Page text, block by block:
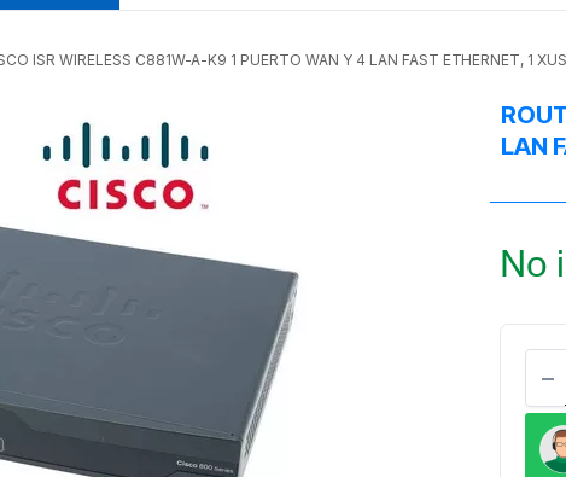
ISR WIRELESS C881W-A-K9 1 PUERTO WAN Y 4 LAN FAST ETHERNET, 1
LAN
No